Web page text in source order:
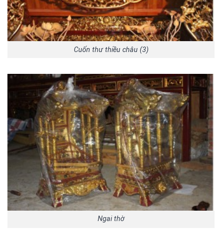
Cuốn thư thiều châu (3)
Ngai thờ